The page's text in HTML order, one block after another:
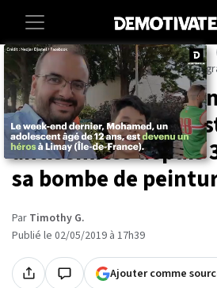
Accueil Societe Culture Art-
En Allemagne, une
chasse les tags
antisémites depuis
sa bombe de
Par Timothy G.
Publié le 02/05/2019 à 17h39
Ajouter comme